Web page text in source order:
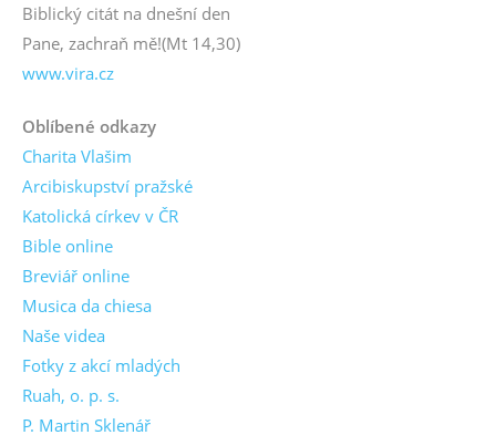
Biblický citát na dnešní den
Pane, zachraň mě!(Mt 14,30)
www.vira.cz
Oblíbené odkazy
Charita Vlašim
Arcibiskupství pražské
Katolická církev v ČR
Bible online
Breviář online
Musica da chiesa
Naše videa
Fotky z akcí mladých
Ruah, o. p. s.
P. Martin Sklenář